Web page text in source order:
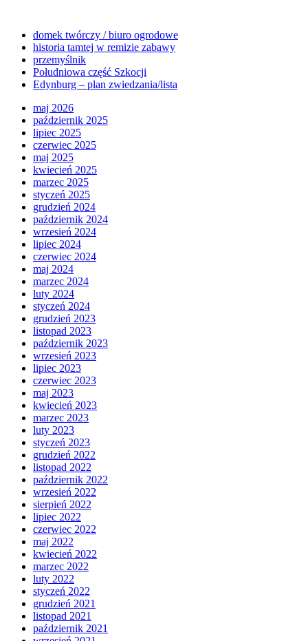
domek twórczy / biuro ogrodowe
historia tamtej w remizie zabawy
przemyślnik
Południowa część Szkocji
Edynburg – plan zwiedzania/lista
maj 2026
październik 2025
lipiec 2025
czerwiec 2025
maj 2025
kwiecień 2025
marzec 2025
styczeń 2025
grudzień 2024
październik 2024
wrzesień 2024
lipiec 2024
czerwiec 2024
maj 2024
marzec 2024
luty 2024
styczeń 2024
grudzień 2023
listopad 2023
październik 2023
wrzesień 2023
lipiec 2023
czerwiec 2023
maj 2023
kwiecień 2023
marzec 2023
luty 2023
styczeń 2023
grudzień 2022
listopad 2022
październik 2022
wrzesień 2022
sierpień 2022
lipiec 2022
czerwiec 2022
maj 2022
kwiecień 2022
marzec 2022
luty 2022
styczeń 2022
grudzień 2021
listopad 2021
październik 2021